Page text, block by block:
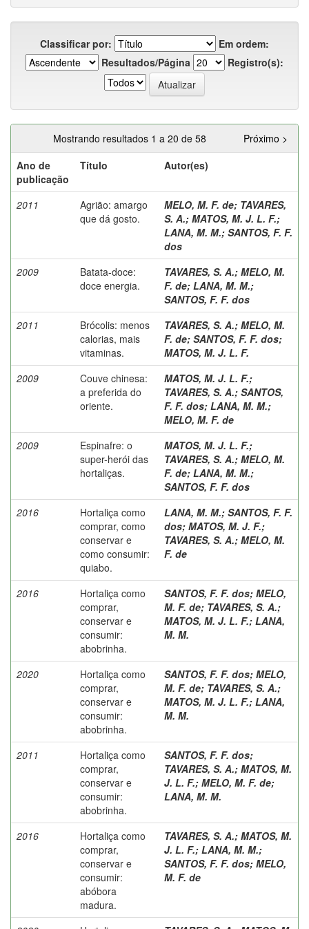
Classificar por:
Em ordem:
Resultados/Página
Registro(s):
Mostrando resultados 1 a 20 de 58
Próximo >
Ano de
publicação
Título Autor(es)
2011
Agrião: amargo
que dá gosto.
MELO, M. F. de; TAVARES,
S. A.; MATOS, M. J. L. F.;
LANA, M. M.; SANTOS, F. F.
dos
2009
Batata-doce:
doce energia.
TAVARES, S. A.; MELO, M.
F. de; LANA, M. M.;
SANTOS, F. F. dos
2011
Brócolis: menos
calorias, mais
vitaminas.
TAVARES, S. A.; MELO, M.
F. de; SANTOS, F. F. dos;
MATOS, M. J. L. F.
2009
Couve chinesa:
a preferida do
oriente.
MATOS, M. J. L. F.;
TAVARES, S. A.; SANTOS,
F. F. dos; LANA, M. M.;
MELO, M. F. de
2009
Espinafre: o
super-herói das
hortaliças.
MATOS, M. J. L. F.;
TAVARES, S. A.; MELO, M.
F. de; LANA, M. M.;
SANTOS, F. F. dos
2016
Hortaliça como
comprar, como
conservar e
como consumir:
quiabo.
LANA, M. M.; SANTOS, F. F.
dos; MATOS, M. J. F.;
TAVARES, S. A.; MELO, M.
F. de
2016
Hortaliça como
comprar,
conservar e
consumir:
abobrinha.
SANTOS, F. F. dos; MELO,
M. F. de; TAVARES, S. A.;
MATOS, M. J. L. F.; LANA,
M. M.
2020
Hortaliça como
comprar,
conservar e
consumir:
abobrinha.
SANTOS, F. F. dos; MELO,
M. F. de; TAVARES, S. A.;
MATOS, M. J. L. F.; LANA,
M. M.
2011
Hortaliça como
comprar,
conservar e
consumir:
abobrinha.
SANTOS, F. F. dos;
TAVARES, S. A.; MATOS, M.
J. L. F.; MELO, M. F. de;
LANA, M. M.
2016
Hortaliça como
comprar,
conservar e
consumir:
abóbora
madura.
TAVARES, S. A.; MATOS, M.
J. L. F.; LANA, M. M.;
SANTOS, F. F. dos; MELO,
M. F. de